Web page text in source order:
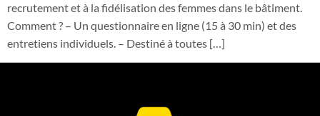
recrutement et à la fidélisation des femmes dans le bâtiment.
Comment ? – Un questionnaire en ligne (15 à 30 min) et des
entretiens individuels. – Destiné à toutes […]